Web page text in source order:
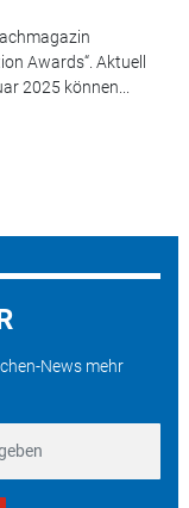
Awards“. Aktuell
2025 können...
News mehr